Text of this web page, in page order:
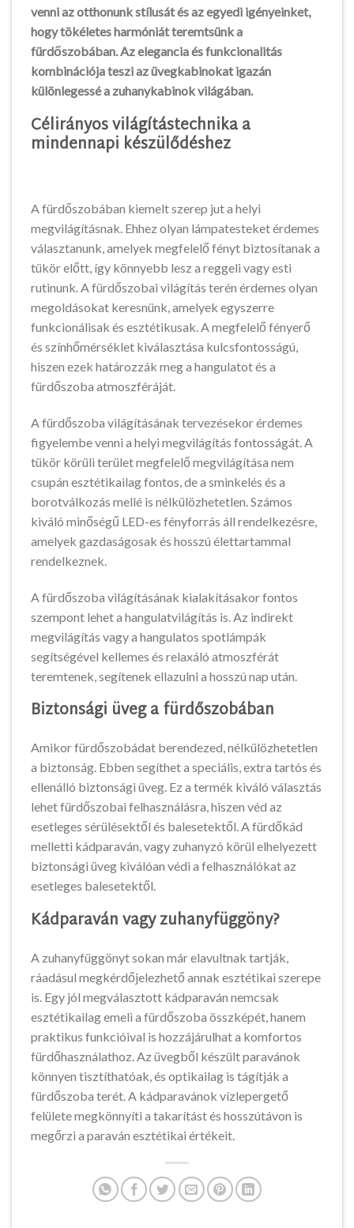
venni az otthonunk stílusát és az egyedi igényeinket,
hogy tökéletes harmóniát teremtsünk a
fürdőszobában. Az elegancia és funkcionalitás
kombinációja teszi az üvegkabinokat igazán
különlegessé a zuhanykabinok világában.
Célirányos világítástechnika a
mindennapi készülődéshez
A fürdőszobában kiemelt szerep jut a helyi
megvilágításnak. Ehhez olyan lámpatesteket érdemes
választanunk, amelyek megfelelő fényt biztosítanak a
tükör előtt, így könnyebb lesz a reggeli vagy esti
rutinunk. A fürdőszobai világítás terén érdemes olyan
megoldásokat keresnünk, amelyek egyszerre
funkcionálisak és esztétikusak. A megfelelő fényerő
és színhőmérséklet kiválasztása kulcsfontosságú,
hiszen ezek határozzák meg a hangulatot és a
fürdőszoba atmoszféráját.
A fürdőszoba világításának tervezésekor érdemes
figyelembe venni a helyi megvilágítás fontosságát. A
tükör körüli terület megfelelő megvilágítása nem
csupán esztétikailag fontos, de a sminkelés és a
borotválkozás mellé is nélkülözhetetlen. Számos
kiváló minőségű LED-es fényforrás áll rendelkezésre,
amelyek gazdaságosak és hosszú élettartammal
rendelkeznek.
A fürdőszoba világításának kialakításakor fontos
szempont lehet a hangulatvilágítás is. Az indirekt
megvilágítás vagy a hangulatos spotlámpák
segítségével kellemes és relaxáló atmoszférát
teremtenek, segítenek ellazulni a hosszú nap után.
Biztonsági üveg a fürdőszobában
Amikor fürdőszobádat berendezed, nélkülözhetetlen
a biztonság. Ebben segíthet a speciális, extra tartós és
ellenálló biztonsági üveg. Ez a termék kiváló választás
lehet fürdőszobai felhasználásra, hiszen véd az
esetleges sérülésektől és balesetektől. A fürdőkád
melletti kádparaván, vagy zuhanyzó körül elhelyezett
biztonsági üveg kiválóan védi a felhasználókat az
esetleges balesetektől.
Kádparaván vagy zuhanyfüggöny?
A zuhanyfüggönyt sokan már elavultnak tartják,
ráadásul megkérdőjelezhető annak esztétikai szerepe
is. Egy jól megválasztott kádparaván nemcsak
esztétikailag emeli a fürdőszoba összképét, hanem
praktikus funkcióival is hozzájárulhat a komfortos
fürdőhasználathoz. Az üvegből készült paravánok
könnyen tisztíthatóak, és optikailag is tágítják a
fürdőszoba terét. A kádparavánok vízlepergető
felülete megkönnyíti a takarítást és hosszútávon is
megőrzi a paraván esztétikai értékeit.